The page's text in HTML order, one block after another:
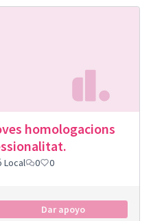
homologacions
Local 0 0
Dar apoyo